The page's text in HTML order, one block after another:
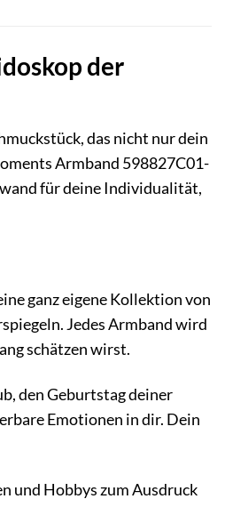
der
das nicht nur dein
Armband 598827C01-
für deine Individualität,
ganz eigene Kollektion von
Jedes Armband wird
schätzen wirst.
den Geburtstag deiner
Emotionen in dir. Dein
und Hobbys zum Ausdruck